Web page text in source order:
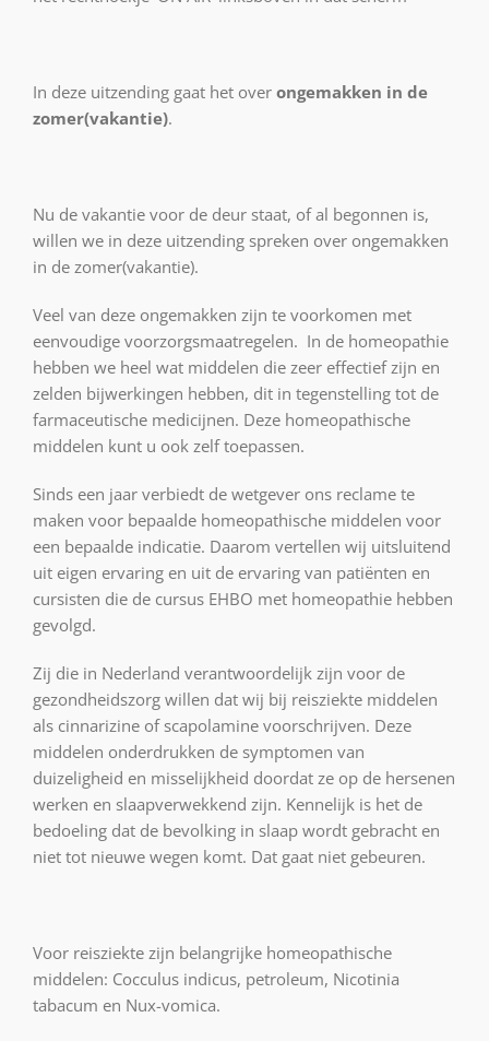
In deze uitzending gaat het over ongemakken in de
zomer(vakantie).
Nu de vakantie voor de deur staat, of al begonnen is,
willen we in deze uitzending spreken over ongemakken
in de zomer(vakantie).
Veel van deze ongemakken zijn te voorkomen met
eenvoudige voorzorgsmaatregelen. In de homeopathie
hebben we heel wat middelen die zeer effectief zijn en
zelden bijwerkingen hebben, dit in tegenstelling tot de
farmaceutische medicijnen. Deze homeopathische
middelen kunt u ook zelf toepassen.
Sinds een jaar verbiedt de wetgever ons reclame te
maken voor bepaalde homeopathische middelen voor
een bepaalde indicatie. Daarom vertellen wij uitsluitend
uit eigen ervaring en uit de ervaring van patiënten en
cursisten die de cursus EHBO met homeopathie hebben
gevolgd.
Zij die in Nederland verantwoordelijk zijn voor de
gezondheidszorg willen dat wij bij reisziekte middelen
als cinnarizine of scapolamine voorschrijven. Deze
middelen onderdrukken de symptomen van
duizeligheid en misselijkheid doordat ze op de hersenen
werken en slaapverwekkend zijn. Kennelijk is het de
bedoeling dat de bevolking in slaap wordt gebracht en
niet tot nieuwe wegen komt. Dat gaat niet gebeuren.
Voor reisziekte zijn belangrijke homeopathische
middelen: Cocculus indicus, petroleum, Nicotinia
tabacum en Nux-vomica.